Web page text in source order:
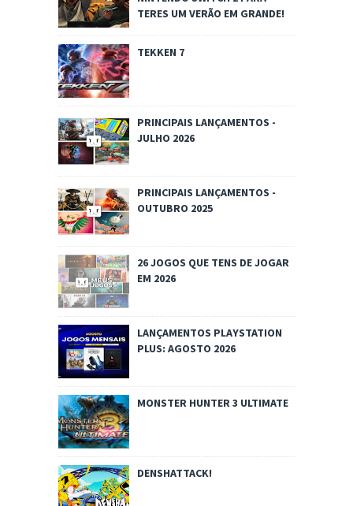
TERES UM VERÃO EM GRANDE!
TEKKEN 7
PRINCIPAIS LANÇAMENTOS -
JULHO 2026
PRINCIPAIS LANÇAMENTOS -
OUTUBRO 2025
26 JOGOS QUE TENS DE JOGAR
EM 2026
LANÇAMENTOS PLAYSTATION
PLUS: AGOSTO 2026
MONSTER HUNTER 3 ULTIMATE
DENSHATTACK!